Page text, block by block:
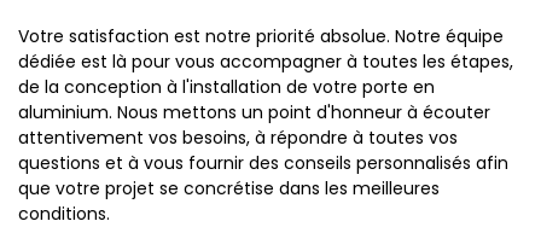
Votre satisfaction est notre priorité absolue. Notre équipe
dédiée est là pour vous accompagner à toutes les étapes,
de la conception à l'installation de votre porte en
aluminium. Nous mettons un point d'honneur à écouter
attentivement vos besoins, à répondre à toutes vos
questions et à vous fournir des conseils personnalisés afin
que votre projet se concrétise dans les meilleures
conditions.